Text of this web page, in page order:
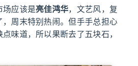
场应该是亮佳鸿华，文艺风，复
周末特别热闹。但手手总担心
味道，所以果断去了五块石，